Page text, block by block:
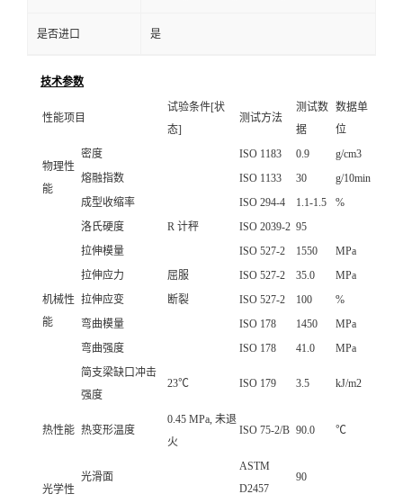
是否进口 是
技术参数
性能项目
试验条件[状
态]
测试方法
测试数
据
数据单
位
物理性
能
密度 ISO 1183 0.9
g/cm3
熔融指数
ISO 1133 30
g/10min
成型收缩率
ISO 294-4 1.1-1.5 %
机械性
能
洛氏硬度 R 计秤 ISO 2039-2 95
拉伸模量
ISO 527-2 1550
MPa
拉伸应力
屈服 ISO 527-2 35.0
MPa
拉伸应变
断裂 ISO 527-2 100
%
弯曲模量
ISO 178 1450
MPa
弯曲强度
ISO 178 41.0
MPa
简支梁缺口冲击
强度
23℃ ISO 179 3.5 kJ/m2
热性能 热变形温度
0.45 MPa, 未退
火
ISO 75-2/B 90.0 ℃
光学性
光滑面
ASTM
D2457
90